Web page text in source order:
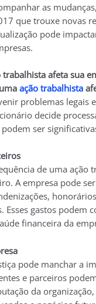
as
que trouxe novas
pode
trabalhista afeta sua
ação trabalhista
problemas legais
decide
podem ser
de uma ação
A empresa pode
Esses gastos podem
financeira da
pode manchar a
e parceiros
da